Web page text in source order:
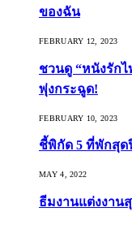
ของฉัน
FEBRUARY 12, 2023
ชวนดู “หนังรัก
พุ่งกระฉูด!
FEBRUARY 10, 2023
ชี้พิกัด 5 ที่พักสุด
MAY 4, 2022
ธีมงานแต่งงานสุ